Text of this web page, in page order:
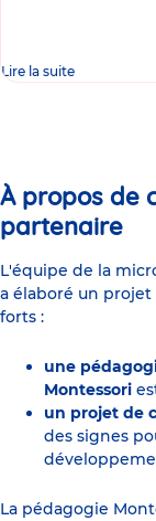
Lire la suite
À propos de
partenaire
L'équipe de la
a élaboré un
forts :
une
Montessori
un projet de
des signes
La pédagogie